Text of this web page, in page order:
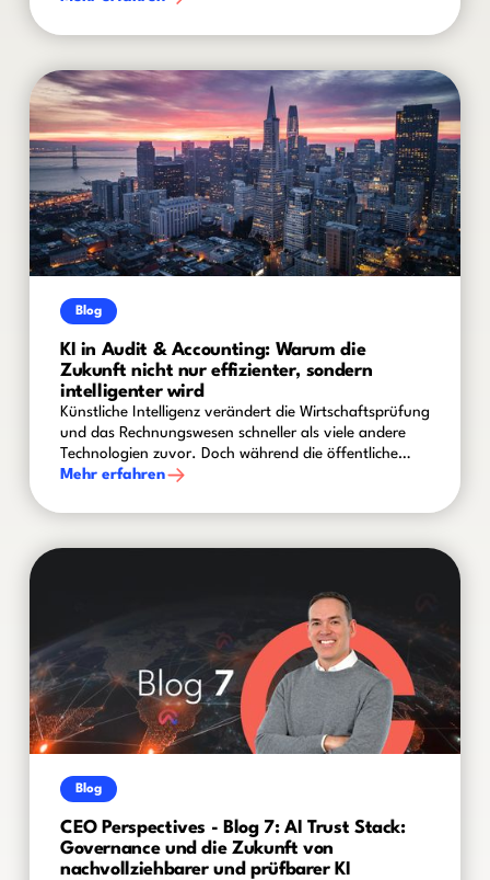
Rahmen für aktuelle Branchenthemen, innovative
Blog
KI in Audit & Accounting: Warum die
Zukunft nicht nur effizienter, sondern
intelligenter wird
Künstliche Intelligenz verändert die Wirtschaftsprüfung
und das Rechnungswesen schneller als viele andere
Technologien zuvor. Doch während die öffentliche
Diskussion häufig von Automatisierung und
Praxis ein differenzierteres Bild: Die eigentliche
Mehr erfahren
Blog
CEO Perspectives - Blog 7: AI Trust Stack:
Governance und die Zukunft von
nachvollziehbarer und prüfbarer KI